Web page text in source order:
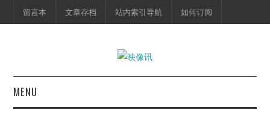
留言本 文章存档 站内索引导航 如何订阅
MENU